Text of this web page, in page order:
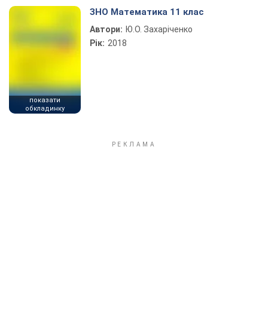
Play Video
показати
обкладинку
ЗНО Математика 11 клас
Автори: Ю.О. Захаріченко
Рік: 2018